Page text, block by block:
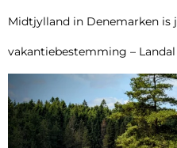
Midtjylland in Denemarken is
vakantiebestemming –